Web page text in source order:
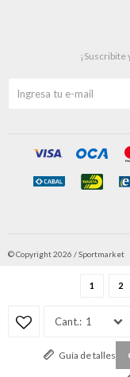
1 2
1
Guía de talles
¡Suscribite
© Copyright 2026 / Sportmarket